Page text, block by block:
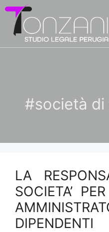
Vai
contenuto
#società di
LA
SOCIETA’
DIPENDENTI